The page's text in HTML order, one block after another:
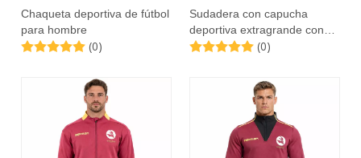
Chaqueta deportiva de fútbol
para hombre
(0)
Sudadera con capucha
deportiva extragrande con
estampado de logo y
(0)